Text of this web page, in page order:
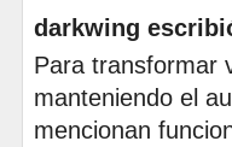
darkwing
Para transformar
manteniendo el
mencionan